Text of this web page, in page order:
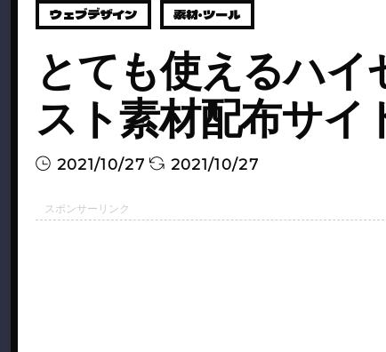
ウェブデザイン 素材・ツール
とても使えるハイ
スト素材配布サイ
2021/10/27 2021/10/27